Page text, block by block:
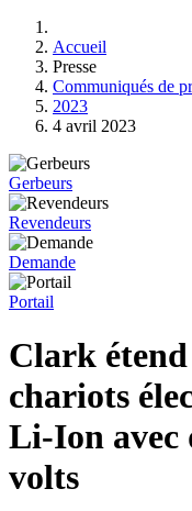
Accueil
Presse
Communiqués de
2023
4 avril 2023
Gerbeurs
Revendeurs
Demande
Portail
Clark étend
chariots
Li-Ion avec
volts